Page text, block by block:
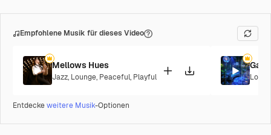
Empfohlene Musik für dieses Video
Mellows Hues
Jazz, Lounge, Peaceful, Playful
Entdeckeweitere Musik-Optionen